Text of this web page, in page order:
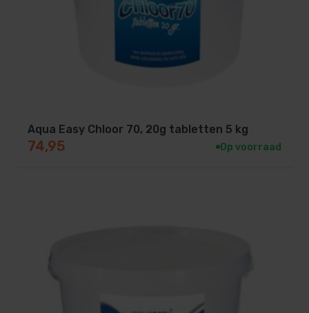
Aqua Easy Chloor 70, 20g tabletten 5 kg
74,95 Op voorraad